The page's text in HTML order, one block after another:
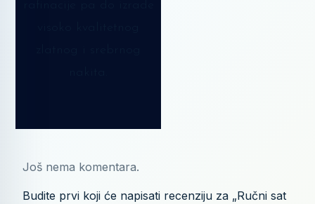
Još nema komentara.
Budite prvi koji će napisati recenziju za „Ručni sat